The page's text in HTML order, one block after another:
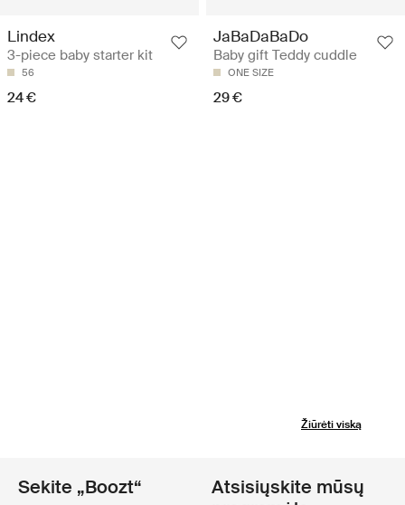
Lindex
3-piece baby starter kit
56
24 €
JaBaDaBaDo
Baby gift Teddy cuddle
ONE SIZE
29 €
Žiūrėti viską
Sekite „Boozt“
Atsisiųskite mūsų